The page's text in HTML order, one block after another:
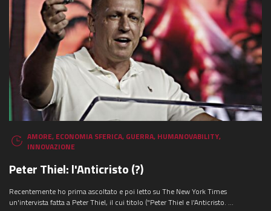
AMORE, ECONOMIA SFERICA, GUERRA, HUMANOVABILITY,
INNOVAZIONE
Peter Thiel: l'Anticristo (?)
Recentemente ho prima ascoltato e poi letto su The New York Times
un'intervista fatta a Peter Thiel, il cui titolo ("Peter Thiel e l'Anticristo. ...